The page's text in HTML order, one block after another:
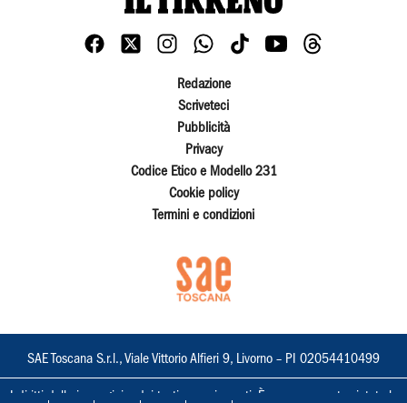
Redazione
Scriveteci
Pubblicità
Privacy
Codice Etico e Modello 231
Cookie policy
Termini e condizioni
SAE Toscana S.r.l., Viale Vittorio Alfieri 9, Livorno – PI 02054410499
I diritti delle immagini e dei testi sono riservati. È espressamente vietata la